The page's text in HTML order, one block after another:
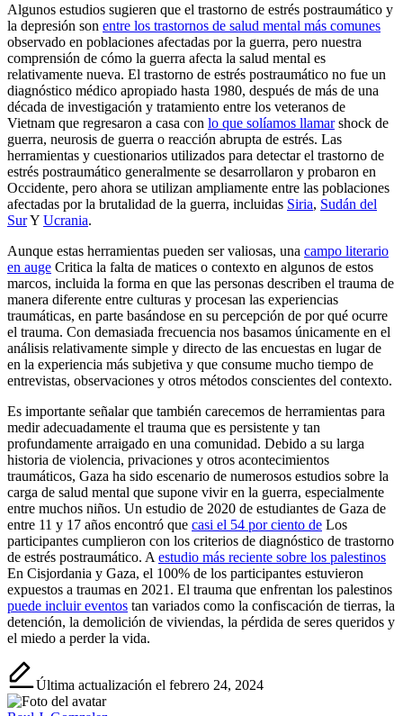
Algunos estudios sugieren que el trastorno de estrés postraumático y
la depresión son entre los trastornos de salud mental más comunes
observado en poblaciones afectadas por la guerra, pero nuestra
comprensión de cómo la guerra afecta la salud mental es
relativamente nueva. El trastorno de estrés postraumático no fue un
diagnóstico médico apropiado hasta 1980, después de más de una
década de investigación y tratamiento entre los veteranos de
Vietnam que regresaron a casa con lo que solíamos llamarshock de
guerra, neurosis de guerra o reacción abrupta de estrés. Las
herramientas y cuestionarios utilizados para detectar el trastorno de
estrés postraumático generalmente se desarrollaron y probaron en
Occidente, pero ahora se utilizan ampliamente entre las poblaciones
afectadas por la brutalidad de la guerra, incluidas Siria, Sudán del
SurY Ucrania.
Aunque estas herramientas pueden ser valiosas, una campo literario
en auge Critica la falta de matices o contexto en algunos de estos
marcos, incluida la forma en que las personas describen el trauma de
manera diferente entre culturas y procesan las experiencias
traumáticas, en parte basándose en su percepción de por qué ocurre
el trauma. Con demasiada frecuencia nos basamos únicamente en el
análisis relativamente simple y directo de las encuestas en lugar de
en la experiencia más subjetiva y que consume mucho tiempo de
entrevistas, observaciones y otros métodos conscientes del contexto.
Es importante señalar que también carecemos de herramientas para
medir adecuadamente el trauma que es persistente y tan
profundamente arraigado en una comunidad. Debido a su larga
historia de violencia, privaciones y otros acontecimientos
traumáticos, Gaza ha sido escenario de numerosos estudios sobre la
carga de salud mental que supone vivir en la guerra, especialmente
entre muchos niños. Un estudio de 2020 de estudiantes de Gaza de
entre 11 y 17 años encontró que casi el 54 por ciento de Los
participantes cumplieron con los criterios de diagnóstico de trastorno
de estrés postraumático. A estudio más reciente sobre los palestinos
En Cisjordania y Gaza, el 100% de los participantes estuvieron
expuestos a traumas en 2021. El trauma que enfrentan los palestinos
puede incluir eventos tan variados como la confiscación de tierras, la
detención, la demolición de viviendas, la pérdida de seres queridos y
el miedo a perder la vida.
Última actualización el febrero 24, 2024